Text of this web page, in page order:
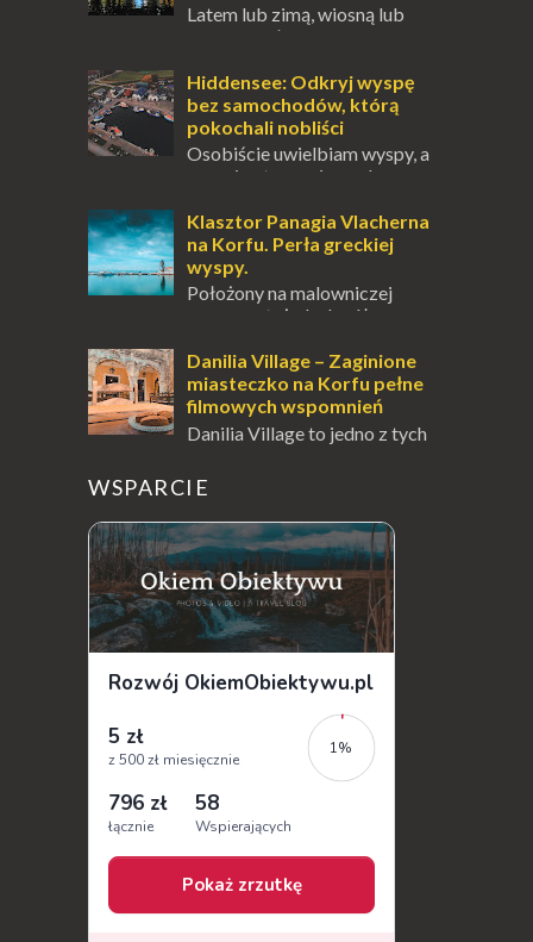
Latem lub zimą, wiosną lub
jesienią, południe Szwajcarii to
odwiedzić. Moja zimowa podróż do
Locarno gwara...
Hiddensee: Odkryj wyspę
bez samochodów, którą
pokochali nobliści
Osobiście uwielbiam wyspy, a
uczucie otoczenia wodą
pośrodku Bałtyku? To zawsze brzmi jak
doskonał...
Klasztor Panagia Vlacherna
na Korfu. Perła greckiej
wyspy.
Położony na malowniczej
wysepce, tuż obok półwyspu
jest jednym z najbardziej rozpoznawalnych
symbo...
Danilia Village – Zaginione
miasteczko na Korfu pełne
filmowych wspomnień
Danilia Village to jedno z tych
sobie wiele tajemnic i historii, a przy tym
jest doskonale znane miłośnikom f...
WSPARCIE